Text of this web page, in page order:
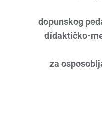
dopunskog
didaktičko-
za